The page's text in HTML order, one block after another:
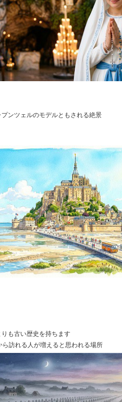
ンツェルのモデルともされる絶景
も古い歴史を持ちます
訪れる人が増えると思われる場所